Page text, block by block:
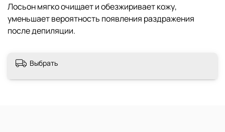
Лосьон мягко очищает и обезжиривает кожу,
уменьшает вероятность появления раздражения
после депиляции.
Выбрать